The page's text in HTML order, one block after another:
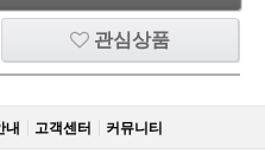
관심상품
내 고객센터 커뮤니티